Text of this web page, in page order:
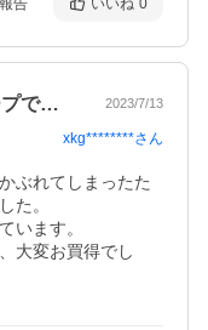
告 いいね 0
怪我をしてしまい、傷口保護テープでかぶ… 2023/7/13
xkg********さん
ぶれてしまったた
た。
います。
大変お買得でし